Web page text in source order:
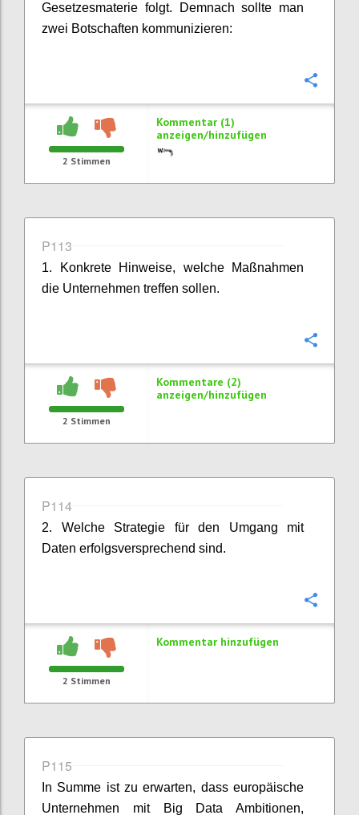
Gesetzesmaterie folgt. Demnach sollte man
zwei Botschaften kommunizieren:
2 Stimmen
Kommentar (1)
anzeigen/hinzufügen
P113
1. Konkrete Hinweise, welche Maßnahmen
die Unternehmen treffen sollen.
2 Stimmen
Kommentare (2)
anzeigen/hinzufügen
P114
2. Welche Strategie für den Umgang mit
Daten erfolgsversprechend sind.
2 Stimmen
Kommentar hinzufügen
P115
In Summe ist zu erwarten, dass europäische
Unternehmen mit Big Data Ambitionen,